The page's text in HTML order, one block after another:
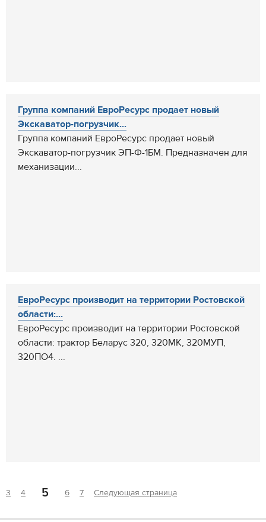
Группа компаний ЕвроРесурс продает новый
Экскаватор-погрузчик...
Группа компаний ЕвроРесурс продает новый
Экскаватор-погрузчик ЭП-Ф-1БМ. Предназначен для
механизации...
ЕвроРесурс производит на территории Ростовской
области:...
ЕвроРесурс производит на территории Ростовской
области: трактор Беларус 320, 320МК, 320МУП,
320ПО4. ...
3 4 5 6 7 Следующая страница